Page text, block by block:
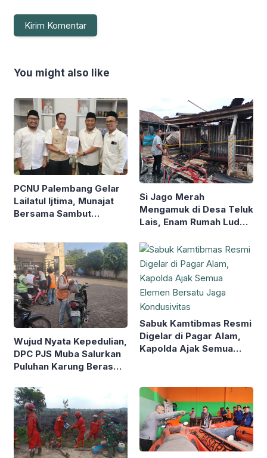
You might also like
PCNU Palembang Gelar
Lailatul Ijtima, Munajat
Bersama Sambut
Si Jago Merah
Mengamuk di Desa Teluk
Lais, Enam Rumah Ludes
Wujud Nyata Kepedulian,
DPC PJS Muba Salurkan
Puluhan Karung Beras
Sabuk Kamtibmas Resmi
Digelar di Pagar Alam,
Kapolda Ajak Semua